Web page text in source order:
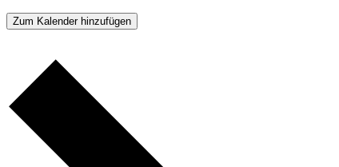
Zum Kalender hinzufügen